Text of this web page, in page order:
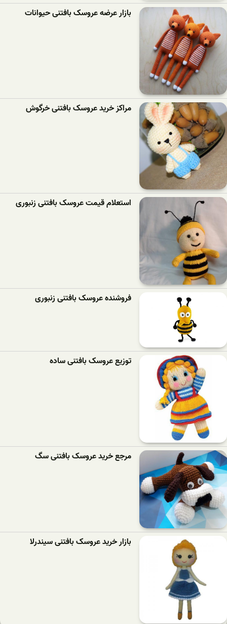
بازار عرضه عروسک بافتنی حیوانات
مراکز خرید عروسک بافتنی خرگوش
استعلام قیمت عروسک بافتنی زنبوری
فروشنده عروسک بافتنی زنبوری
توزیع عروسک بافتنی ساده
مرجع خرید عروسک بافتنی سگ
بازار خرید عروسک بافتنی سیندرلا